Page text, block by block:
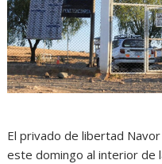
El privado de libertad
este domingo al interior de